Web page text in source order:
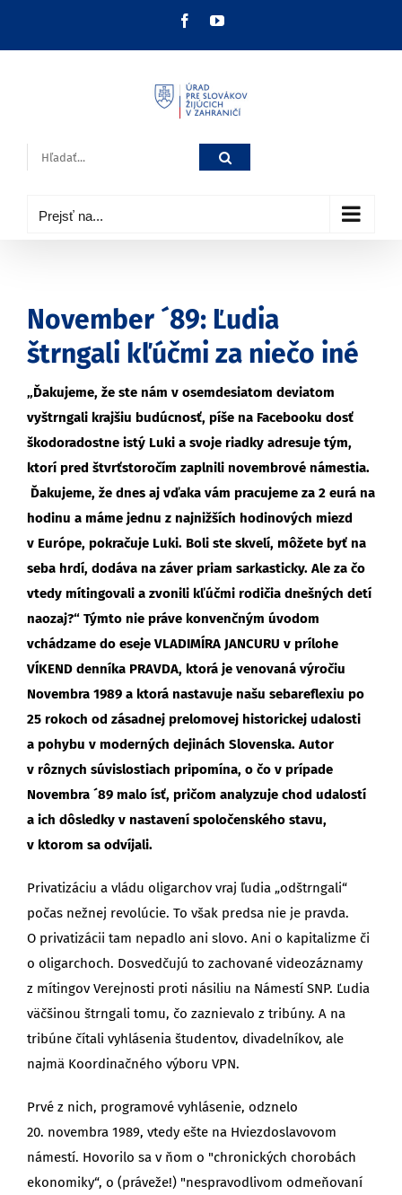
FacebookYouTube
Hľadať:
Prejsť na...
November ´89: Ľudia
štrngali kľúčmi za niečo iné
„Ďakujeme, že ste nám v osemdesiatom deviatom
vyštrngali krajšiu budúcnosť, píše na Facebooku dosť
škodoradostne istý Luki a svoje riadky adresuje tým,
ktorí pred štvrťstoročím zaplnili novembrové námestia.
Ďakujeme, že dnes aj vďaka vám pracujeme za 2 eurá na
hodinu a máme jednu z najnižších hodinových miezd
v Európe, pokračuje Luki. Boli ste skvelí, môžete byť na
seba hrdí, dodáva na záver priam sarkasticky. Ale za čo
vtedy mítingovali a zvonili kľúčmi rodičia dnešných detí
naozaj?“ Týmto nie práve konvenčným úvodom
vchádzame do eseje VLADIMÍRA JANCURU v prílohe
VÍKEND denníka PRAVDA, ktorá je venovaná výročiu
Novembra 1989 a ktorá nastavuje našu sebareflexiu po
25 rokoch od zásadnej prelomovej historickej udalosti
a pohybu v moderných dejinách Slovenska. Autor
v rôznych súvislostiach pripomína, o čo v prípade
Novembra ´89 malo ísť, pričom analyzuje chod udalostí
a ich dôsledky v nastavení spoločenského stavu,
v ktorom sa odvíjali.
Privatizáciu a vládu oligarchov vraj ľudia „odštrngali“
počas nežnej revolúcie. To však predsa nie je pravda.
O privatizácii tam nepadlo ani slovo. Ani o kapitalizme či
o oligarchoch. Dosvedčujú to zachované videozáznamy
z mítingov Verejnosti proti násiliu na Námestí SNP. Ľudia
väčšinou štrngali tomu, čo zaznievalo z tribúny. A na
tribúne čítali vyhlásenia študentov, divadelníkov, ale
najmä Koordinačného výboru VPN.
Prvé z nich, programové vyhlásenie, odznelo
20. novembra 1989, vtedy ešte na Hviezdoslavovom
námestí. Hovorilo sa v ňom o "chronických chorobách
ekonomiky“, o (práveže!) "nespravodlivom odmeňovaní